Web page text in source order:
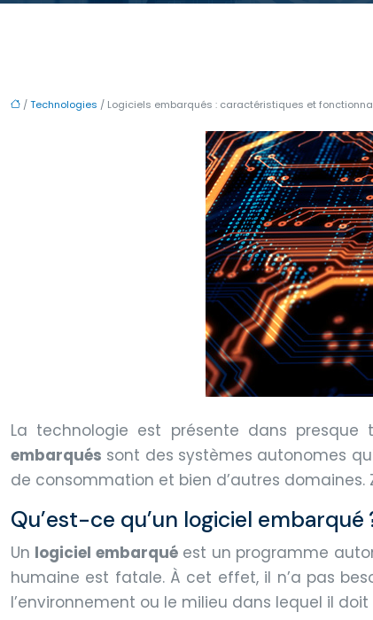
/Technologies / Logiciels embarqués : caractéristiques et
La technologie est présente dans
embarqués sont des systèmes autonomes
de consommation et bien d’autres
Qu’est-ce qu’un logiciel embarqué
Un logiciel embarquéest un programme
humaine est fatale. À cet effet, il n’a pas
l’environnement ou le milieu dans lequel il doit